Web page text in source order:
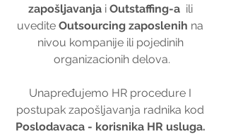
zapošljavanja i Outstaffing-a
  ili
uvedite Outsourcing zaposlenih na
nivou kompanije ili pojedinih
organizacionih delova.
Unapređujemo HR procedure I
postupak zapošljavanja radnika kod
Poslodavaca - korisnika HR usluga.